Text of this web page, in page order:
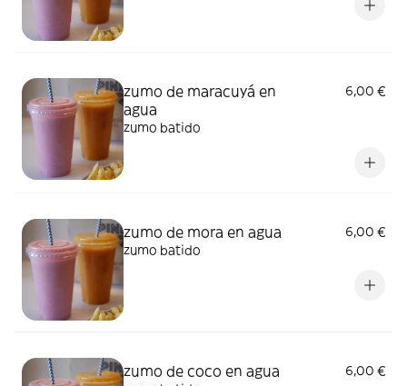
zumo de maracuyá en
agua
6,00 €
zumo batido
zumo de mora en agua
6,00 €
zumo batido
zumo de coco en agua
6,00 €